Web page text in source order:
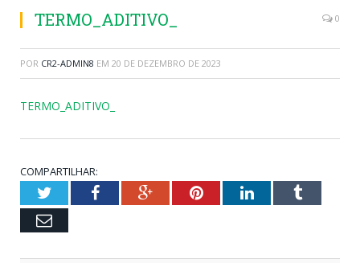
TERMO_ADITIVO_ 0
POR CR2-ADMIN8 EM 20 DE DEZEMBRO DE 2023
TERMO_ADITIVO_
COMPARTILHAR:
TwitterFacebookGoogle+PinterestLinkedInTumblr
Email